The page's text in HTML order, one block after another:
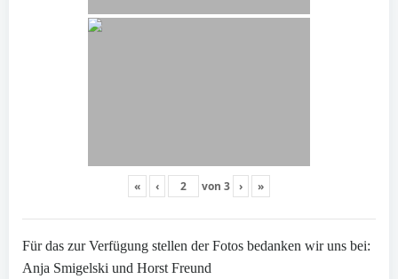
« ‹ von 3 › »
Für das zur Verfügung stellen der Fotos bedanken wir uns bei:
Anja Smigelski und Horst Freund